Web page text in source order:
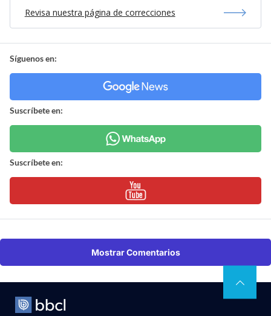
Revisa nuestra página de correcciones
Síguenos en:
Suscríbete en:
Suscríbete en:
Mostrar Comentarios